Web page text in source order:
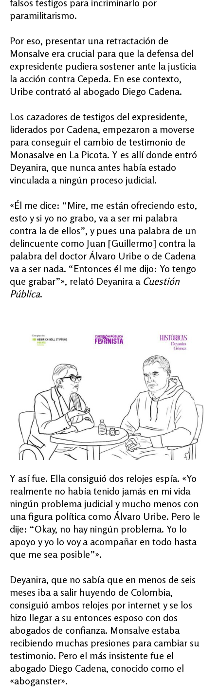
falsos testigos para incriminarlo por
paramilitarismo.
Por eso, presentar una retractación de
Monsalve era crucial para que la defensa del
expresidente pudiera sostener ante la justicia
la acción contra Cepeda. En ese contexto,
Uribe contrató al abogado Diego Cadena.
Los cazadores de testigos del expresidente,
liderados por Cadena, empezaron a moverse
para conseguir el cambio de testimonio de
Monasalve en La Picota. Y es allí donde entró
Deyanira, que nunca antes había estado
vinculada a ningún proceso judicial.
«Él me dice: “Mire, me están ofreciendo esto,
esto y si yo no grabo, va a ser mi palabra
contra la de ellos”, y pues una palabra de un
delincuente como Juan [Guillermo] contra la
palabra del doctor Álvaro Uribe o de Cadena
va a ser nada. “Entonces él me dijo: Yo tengo
que grabar”», relató Deyanira a Cuestión
Pública.
Y así fue. Ella consiguió dos relojes espía. «Yo
realmente no había tenido jamás en mi vida
ningún problema judicial y mucho menos con
una figura política como Álvaro Uribe. Pero le
dije: “Okay, no hay ningún problema. Yo lo
apoyo y yo lo voy a acompañar en todo hasta
que me sea posible”».
Deyanira, que no sabía que en menos de seis
meses iba a salir huyendo de Colombia,
consiguió ambos relojes por internet y se los
hizo llegar a su entonces esposo con dos
abogados de confianza. Monsalve estaba
recibiendo muchas presiones para cambiar su
testimonio. Pero el más insistente fue el
abogado Diego Cadena, conocido como el
«aboganster».